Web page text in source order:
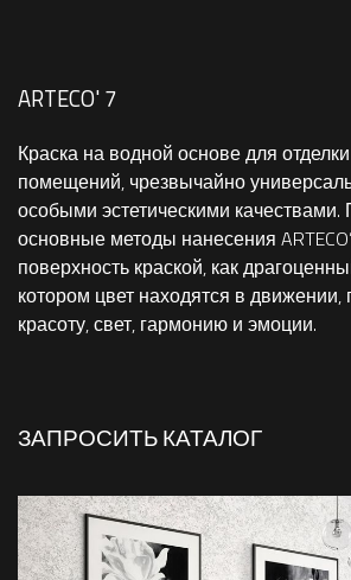
ARTECO' 7
Краска на водной основе для
помещений, чрезвычайно
особыми эстетическими
основные методы нанесения
поверхность краской, как
котором цвет находятся в движении,
красоту, свет, гармонию и эмоции.
ЗАПРОСИТЬ КАТАЛОГ